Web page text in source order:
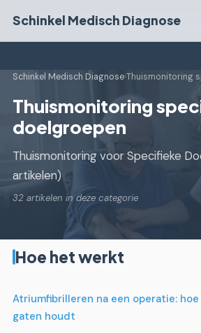
Schinkel Medisch Diagnose
Schinkel Medisch Diagnose›Thuismonitoring
Thuismonitoring
doelgroepen
Thuismonitoring voor Specifieke
artikelen)
32 artikelen in deze categorie
Hoe het werkt
Atriumfibrilleren na een operatie:
gaten houdt